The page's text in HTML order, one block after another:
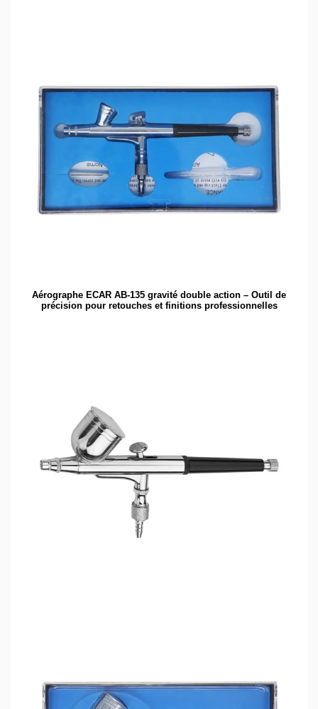
Aérographe ECAR AB-135 gravité double action – Outil de
précision pour retouches et finitions professionnelles